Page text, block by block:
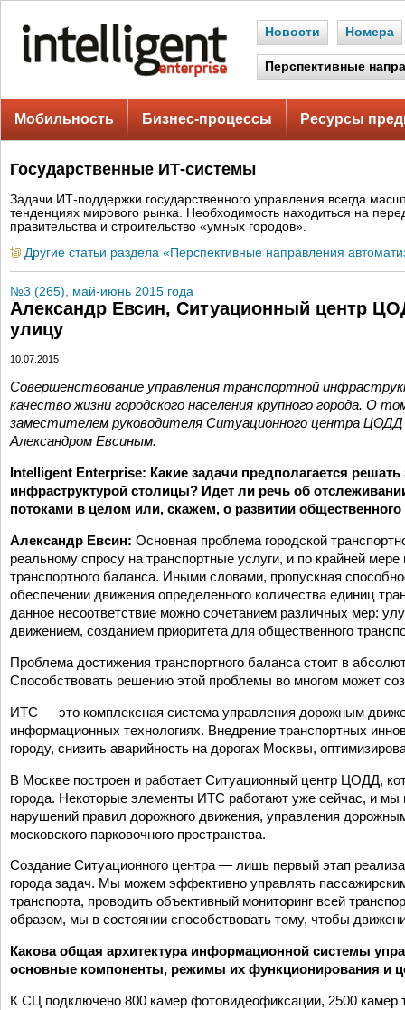
Новости Номера
Перспективные
Мобильность Бизнес-процессы Ресурсы
Государственные ИТ-системы
Задачи ИТ-поддержки государственного управления всегда
тенденциях мирового рынка. Необходимость находиться на
правительства и строительство «умных городов».
Другие статьи раздела «Перспективные направления
№3 (265), май-июнь 2015 года
Александр Евсин, Ситуационный центр
улицу
10.07.2015
Совершенствование управления транспортной
качество жизни городского населения крупного города. О
заместителем руководителя Ситуационного центра
Александром Евсиным.
Intelligent Enterprise: Какие задачи предполагается
инфраструктурой столицы? Идет ли речь об
потоками в целом или, скажем, о развитии общественного
Александр Евсин: Основная проблема городской
реальному спросу на транспортные услуги, и по крайней
транспортного баланса. Иными словами, пропускная
обеспечении движения определенного количества единиц
данное несоответствие можно сочетанием различных мер:
движением, созданием приоритета для общественного
Проблема достижения транспортного баланса стоит в
Способствовать решению этой проблемы во многом может
ИТС — это комплексная система управления дорожным
информационных технологиях. Внедрение транспортных
городу, снизить аварийность на дорогах Москвы,
В Москве построен и работает Ситуационный центр ЦОДД,
города. Некоторые элементы ИТС работают уже сейчас, и
нарушений правил дорожного движения, управления
московского парковочного пространства.
Создание Ситуационного центра — лишь первый этап
города задач. Мы можем эффективно управлять
транспорта, проводить объективный мониторинг всей
образом, мы в состоянии способствовать тому, чтобы
Какова общая архитектура информационной системы
основные компоненты, режимы их функционирования и
К СЦ подключено 800 камер фотовидеофиксации, 2500 камер